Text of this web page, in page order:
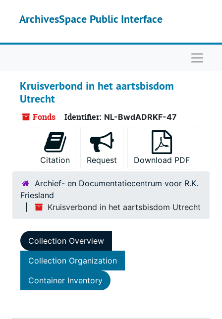
ArchivesSpace Public Interface
Kruisverbond in het aartsbisdom
Utrecht
Fonds Identifier: NL-BwdADRKF-47
Citation Request Download PDF
Archief- en Documentatiecentrum voor R.K.
Friesland
Kruisverbond in het aartsbisdom Utrecht
Collection Overview
Collection Organization
Container Inventory